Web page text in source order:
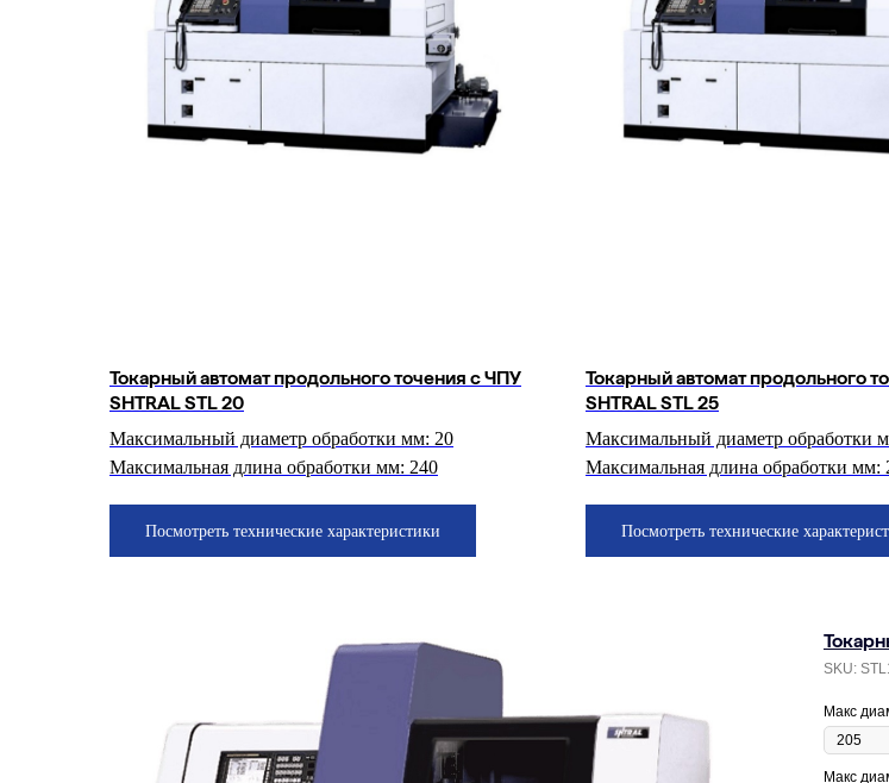
Токарный автомат продольного точения с ЧПУ
SHTRAL STL 20
Максимальный диаметр обработки мм: 20
Максимальная длина обработки мм: 240
Посмотреть технические характеристики
Токарный автомат продольного
SHTRAL STL 25
Максимальный диаметр обработки
Максимальная длина обработки мм:
Посмотреть технические
SKU:
Макс
Макс